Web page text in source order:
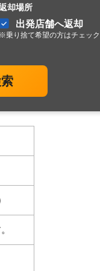
却場所
出発店舗へ返却
※乗り捨て希望の方はチェッ